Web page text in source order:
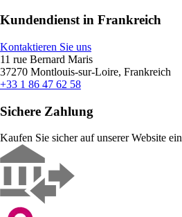
Kundendienst in Frankreich
Kontaktieren Sie uns
11 rue Bernard Maris
37270 Montlouis-sur-Loire, Frankreich
+33 1 86 47 62 58
Sichere Zahlung
Kaufen Sie sicher auf unserer Website ein